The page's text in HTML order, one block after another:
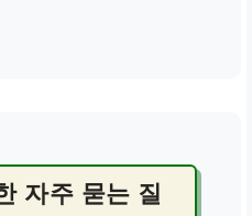
자주 묻는 질